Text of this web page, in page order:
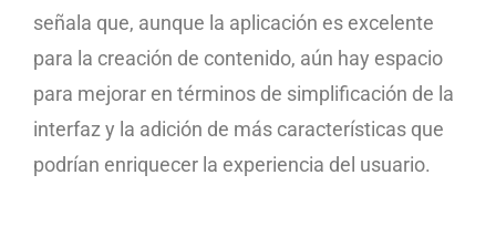
señala que, aunque la aplicación es excelente
para la creación de contenido, aún hay espacio
para mejorar en términos de simplificación de la
interfaz y la adición de más características que
podrían enriquecer la experiencia del usuario.